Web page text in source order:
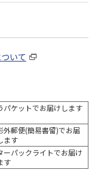
いて
パケットでお届けします
外郵便(簡易書留)でお届
ます
ーパックライトでお届け
す